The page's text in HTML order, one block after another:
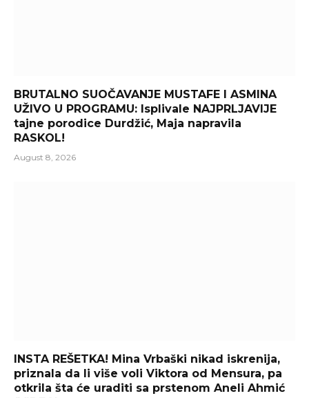
BRUTALNO SUOČAVANJE MUSTAFE I ASMINA
UŽIVO U PROGRAMU: Isplivale NAJPRLJAVIJE
tajne porodice Durdžić, Maja napravila
RASKOL!
August 8, 2026
INSTA REŠETKA! Mina Vrbaški nikad iskrenija,
priznala da li više voli Viktora od Mensura, pa
otkrila šta će uraditi sa prstenom Aneli Ahmić